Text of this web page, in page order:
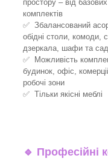
простору – від
комплектів
✅ Збалансований
обідні столи, комоди,
дзеркала, шафи та
✅ Можливість
будинок, офіс,
робочі зони
✅ Тільки якісні меблі
🔹 Професійні